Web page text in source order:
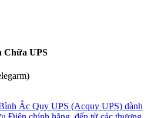
Chữa UPS
Ắc Quy UPS (Acquy UPS) dành